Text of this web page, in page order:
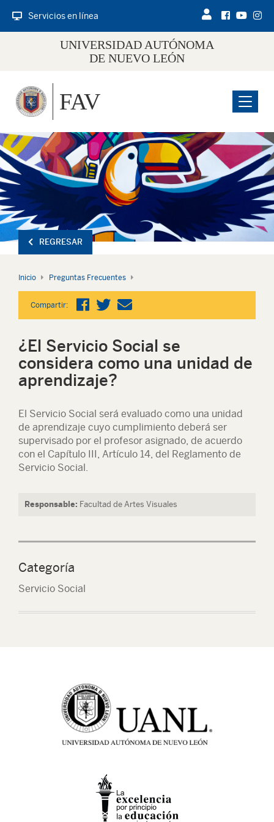
Servicios en línea
UNIVERSIDAD AUTÓNOMA
DE NUEVO LEÓN
Menu
FAV
REGRESAR
Inicio Preguntas Frecuentes
Compartir:
¿El Servicio Social se
considera como una unidad de
aprendizaje?
El Servicio Social será evaluado como una unidad
de aprendizaje cuyo cumplimiento deberá ser
supervisado por el profesor asignado, de acuerdo
con el Capítulo III, Artículo 14, del Reglamento de
Servicio Social.
Responsable: Facultad de Artes Visuales
Categoría
Servicio Social